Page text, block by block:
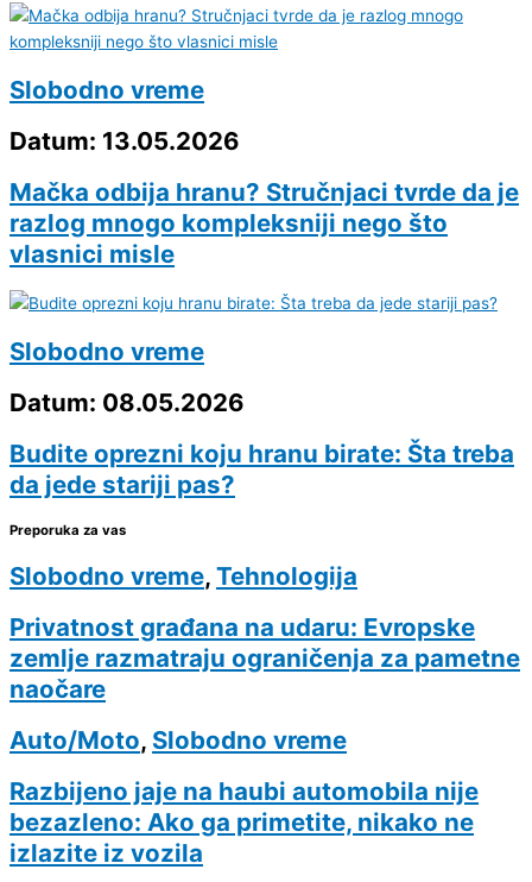
Slobodno vreme
Datum: 13.05.2026
Mačka odbija hranu? Stručnjaci tvrde da je
razlog mnogo kompleksniji nego što
vlasnici misle
Slobodno vreme
Datum: 08.05.2026
Budite oprezni koju hranu birate: Šta treba
da jede stariji pas?
Preporuka za vas
Slobodno vreme, Tehnologija
Privatnost građana na udaru: Evropske
zemlje razmatraju ograničenja za pametne
naočare
Auto/Moto, Slobodno vreme
Razbijeno jaje na haubi automobila nije
bezazleno: Ako ga primetite, nikako ne
izlazite iz vozila